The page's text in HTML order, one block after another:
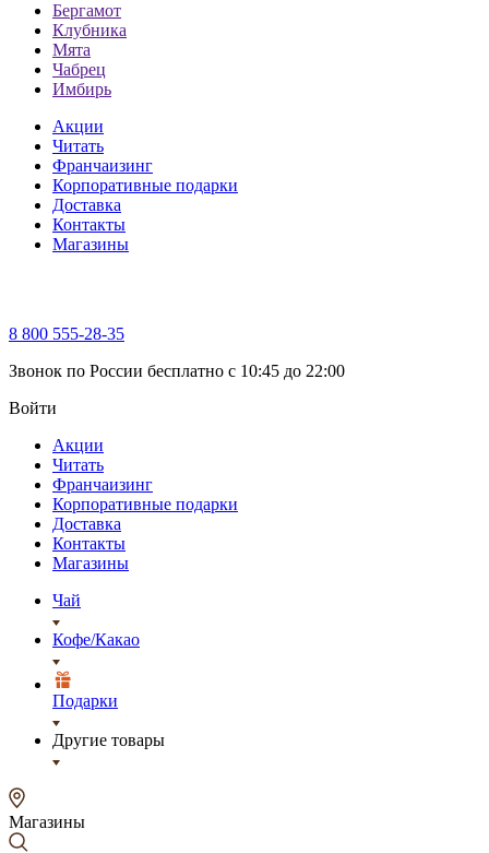
Бергамот
Клубника
Мята
Чабрец
Имбирь
Акции
Читать
Франчаизинг
Корпоративные подарки
Доставка
Контакты
Магазины
8 800 555-28-35
Звонок по России бесплатно c 10:45 до 22:00
Войти
Акции
Читать
Франчаизинг
Корпоративные подарки
Доставка
Контакты
Магазины
Чай
Кофе/Какао
Подарки
Другие товары
Магазины